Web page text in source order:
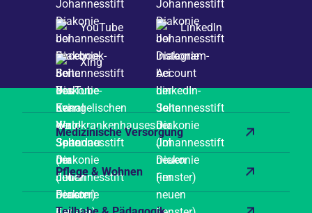
YouTube LinkedIn
Xing
Medizinische Versorgung
Pflege & Wohnen